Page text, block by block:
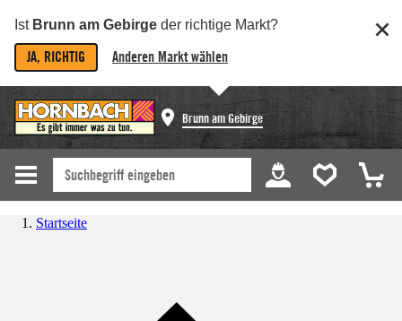
Ist Brunn am Gebirge der richtige Markt?
JA, RICHTIG Anderen Markt wählen
Brunn am Gebirge
Startseite